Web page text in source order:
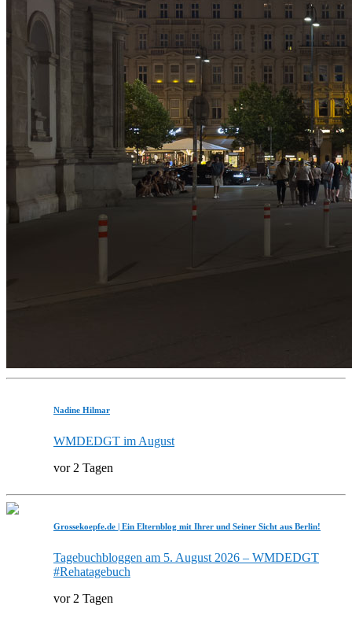
Nadine Hilmar
WMDEDGT im August
vor 2 Tagen
Grossekoepfe.de | Ein Elternblog mit Ihrer und Seiner Sicht aus Berlin!
Tagebuchbloggen am 5. August 2026 – WMDEDGT
#Rehatagebuch
vor 2 Tagen